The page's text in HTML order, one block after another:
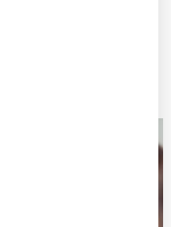
Wie ISS
als skalierbare